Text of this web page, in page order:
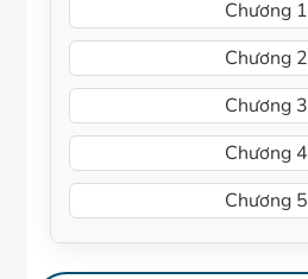
Chương 1
Chương 2
Chương 3
Chương 4
Chương 5